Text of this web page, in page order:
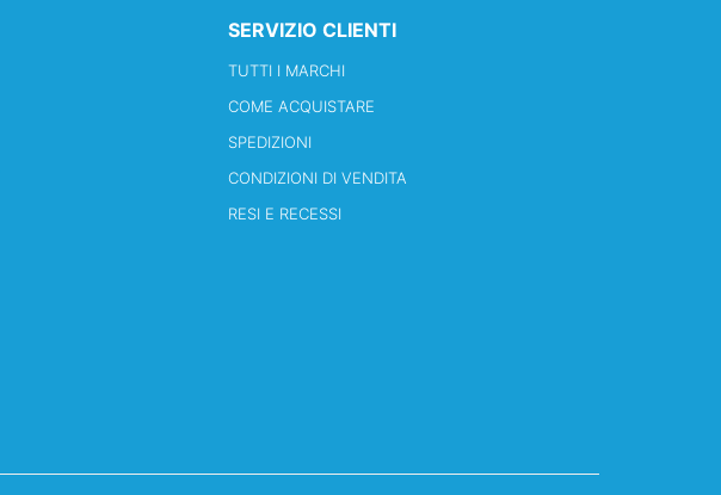
SERVIZIO CLIENTI
TUTTI I MARCHI
COME ACQUISTARE
SPEDIZIONI
CONDIZIONI DI VENDITA
RESI E RECESSI